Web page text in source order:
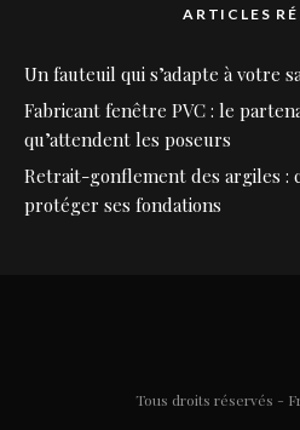
ARTICLES
Un fauteuil qui s’adapte à votre
Fabricant fenêtre PVC : le
qu’attendent les poseurs
Retrait-gonflement des argiles :
protéger ses fondations
Tous droits réservés -